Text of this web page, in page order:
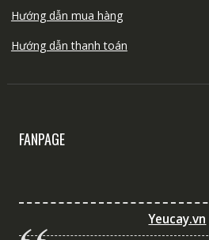
Hướng dẫn mua hàng
Hướng dẫn thanh toán
FANPAGE
Yeucay.vn